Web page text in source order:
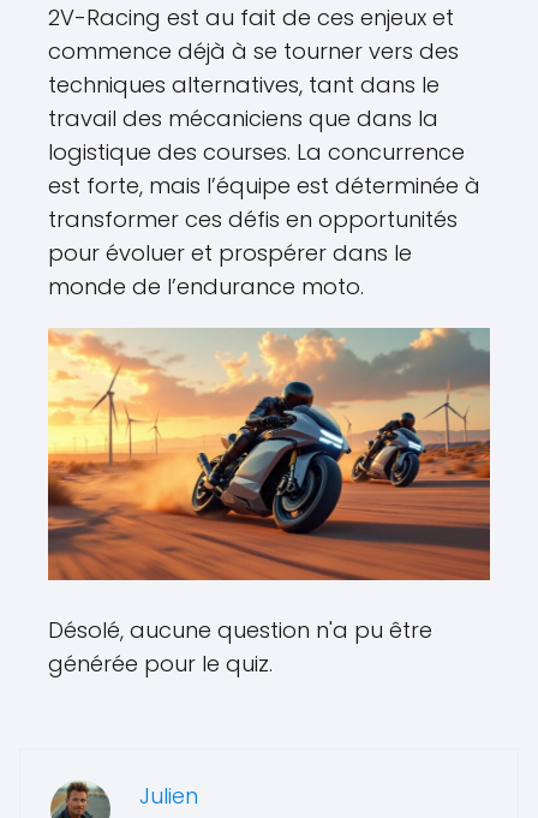
2V-Racing est au fait de ces enjeux et
commence déjà à se tourner vers des
techniques alternatives, tant dans le
travail des mécaniciens que dans la
logistique des courses. La concurrence
est forte, mais l’équipe est déterminée à
transformer ces défis en opportunités
pour évoluer et prospérer dans le
monde de l’endurance moto.
Désolé, aucune question n'a pu être
générée pour le quiz.
Julien